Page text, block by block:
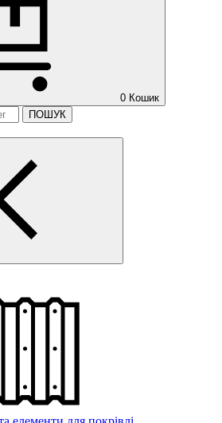
0 Кошик
ПОШУК